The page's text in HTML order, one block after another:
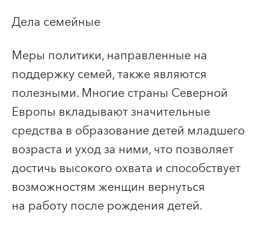
Дела семейные
Меры политики, направленные на
поддержку семей, также являются
полезными. Многие страны Северной
Европы вкладывают значительные
средства в образование детей младшего
возраста и уход за ними, что позволяет
достичь высокого охвата и способствует
возможностям женщин вернуться
на работу после рождения детей.